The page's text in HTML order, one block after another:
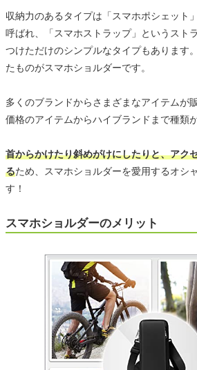
収納力のあるタイプは「スマホポシェット
呼ばれ、「スマホストラップ」というスト
つけただけのシンプルなタイプもあります
たものがスマホショルダーです。
多くのブランドからさまざまなアイテムが
価格のアイテムからハイブランドまで種類が
首からかけたり斜めがけにしたりと、アク
るため、スマホショルダーを愛用するオシ
す！
スマホショルダーのメリット